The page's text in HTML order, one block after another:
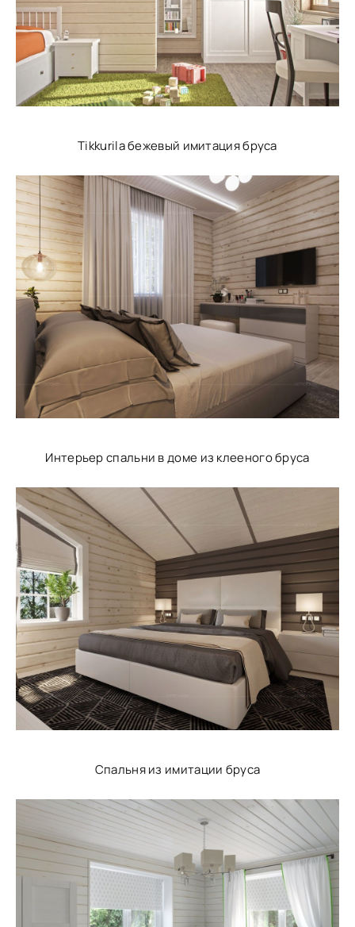
Tikkurila бежевый имитация бруса
Интерьер спальни в доме из клееного бруса
Спальня из имитации бруса